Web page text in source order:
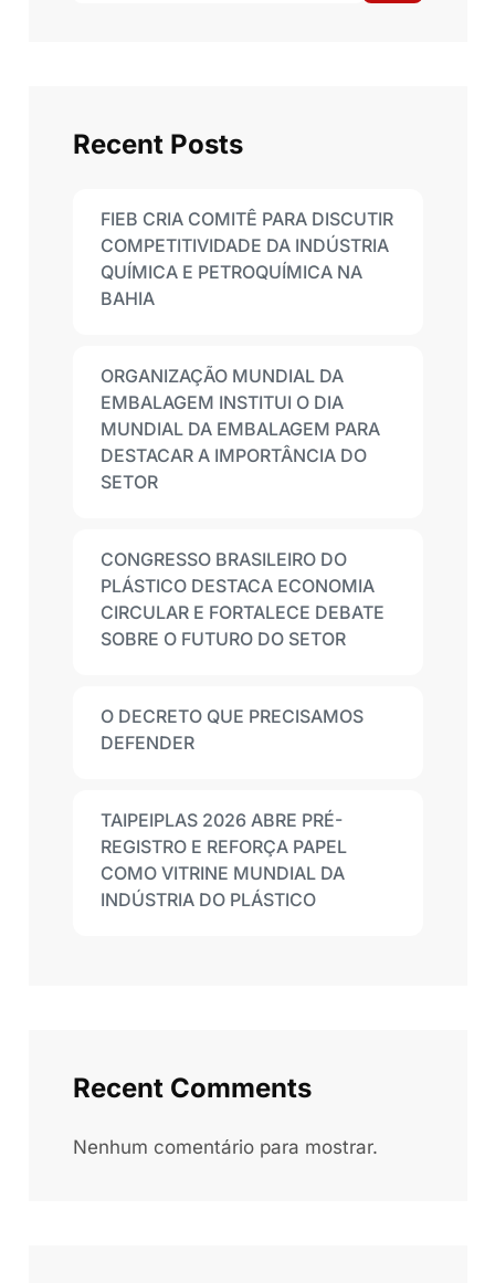
Recent Posts
FIEB CRIA COMITÊ PARA DISCUTIR
COMPETITIVIDADE DA INDÚSTRIA
QUÍMICA E PETROQUÍMICA NA
BAHIA
ORGANIZAÇÃO MUNDIAL DA
EMBALAGEM INSTITUI O DIA
MUNDIAL DA EMBALAGEM PARA
DESTACAR A IMPORTÂNCIA DO
SETOR
CONGRESSO BRASILEIRO DO
PLÁSTICO DESTACA ECONOMIA
CIRCULAR E FORTALECE DEBATE
SOBRE O FUTURO DO SETOR
O DECRETO QUE PRECISAMOS
DEFENDER
TAIPEIPLAS 2026 ABRE PRÉ-
REGISTRO E REFORÇA PAPEL
COMO VITRINE MUNDIAL DA
INDÚSTRIA DO PLÁSTICO
Recent Comments
Nenhum comentário para mostrar.